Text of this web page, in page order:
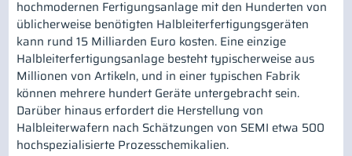
hochmodernen Fertigungsanlage mit den Hunderten von
üblicherweise benötigten Halbleiterfertigungsgeräten
kann rund 15 Milliarden Euro kosten. Eine einzige
Halbleiterfertigungsanlage besteht typischerweise aus
Millionen von Artikeln, und in einer typischen Fabrik
können mehrere hundert Geräte untergebracht sein.
Darüber hinaus erfordert die Herstellung von
Halbleiterwafern nach Schätzungen von SEMI etwa 500
hochspezialisierte Prozesschemikalien.